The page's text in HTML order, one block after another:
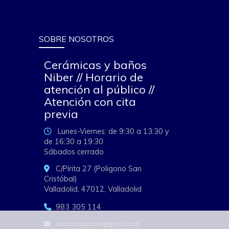
SOBRE NOSOTROS
Cerámicas y baños
Niber // Horario de
atención al público //
Atención con cita
previa
Lunes-Viernes: de 9:30 a 13:30 y
de 16:30 a 19:30
Sábados cerrado
C/Pírita 27 (Poligono San
Cristóbal)
Valladolid, 47012, Valladolid
983 305 114
ceramicasniber gmail.com